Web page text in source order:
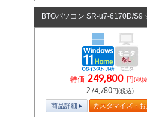
BTOパソコン SR-u7-6170D/S9
特価 249,800 円(税
274,780円(税込)
商品詳細 カスタマイズ・